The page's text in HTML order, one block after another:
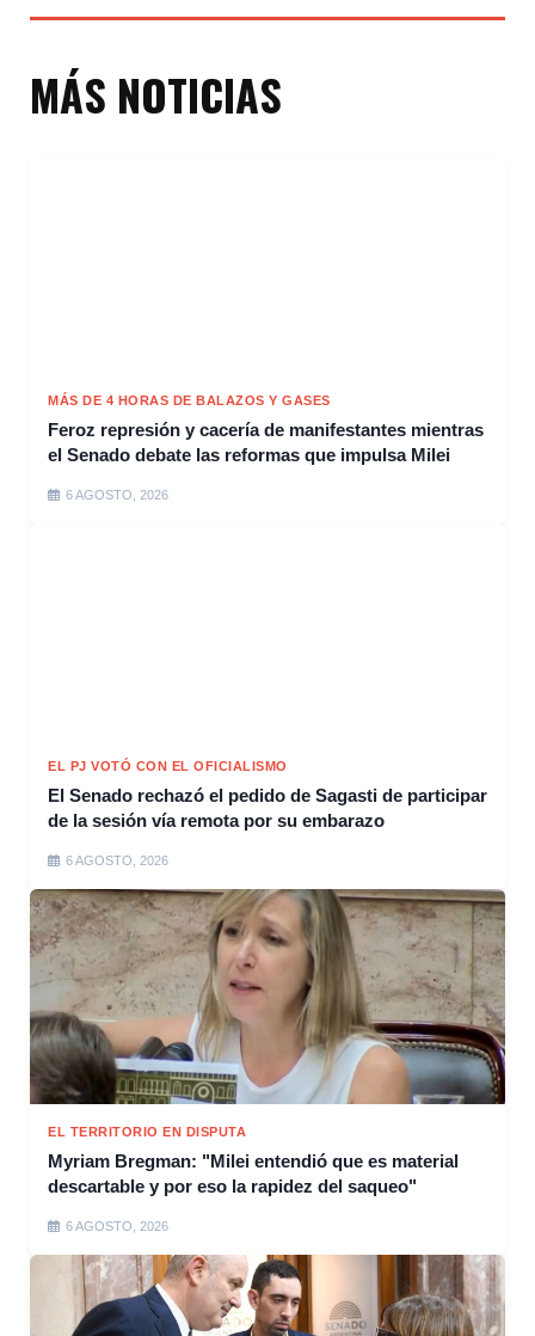
MÁS NOTICIAS
MÁS DE 4 HORAS DE BALAZOS Y GASES
Feroz represión y cacería de manifestantes mientras
el Senado debate las reformas que impulsa Milei
6 AGOSTO, 2026
EL PJ VOTÓ CON EL OFICIALISMO
El Senado rechazó el pedido de Sagasti de participar
de la sesión vía remota por su embarazo
6 AGOSTO, 2026
EL TERRITORIO EN DISPUTA
Myriam Bregman: "Milei entendió que es material
descartable y por eso la rapidez del saqueo"
6 AGOSTO, 2026